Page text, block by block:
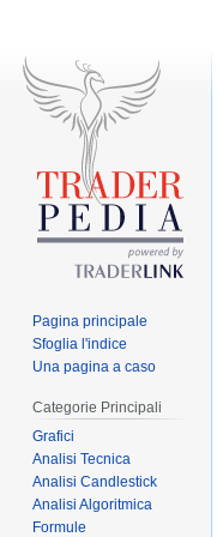
Pagina principale
Sfoglia l'indice
Una pagina a caso
Categorie Principali
Grafici
Analisi Tecnica
Analisi Candlestick
Analisi Algoritmica
Formule